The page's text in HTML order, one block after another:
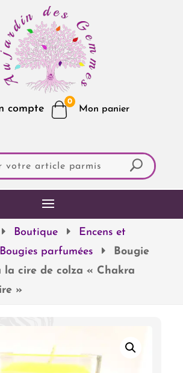
compte
0
Boutique
Encens et
Bougies parfumées
Bougie
la cire de colza « Chakra
»